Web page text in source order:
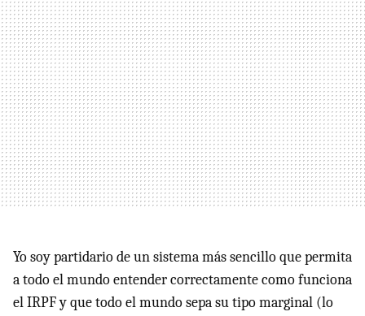
Yo soy partidario de un sistema más sencillo que permita
a todo el mundo entender correctamente como funciona
el IRPF y que todo el mundo sepa su tipo marginal (lo